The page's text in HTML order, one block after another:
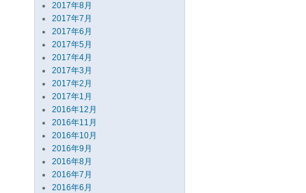
2017年8月
2017年7月
2017年6月
2017年5月
2017年4月
2017年3月
2017年2月
2017年1月
2016年12月
2016年11月
2016年10月
2016年9月
2016年8月
2016年7月
2016年6月